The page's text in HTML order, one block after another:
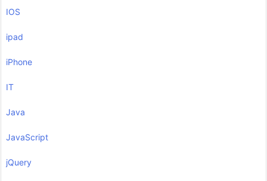
IOS
ipad
iPhone
IT
Java
JavaScript
jQuery